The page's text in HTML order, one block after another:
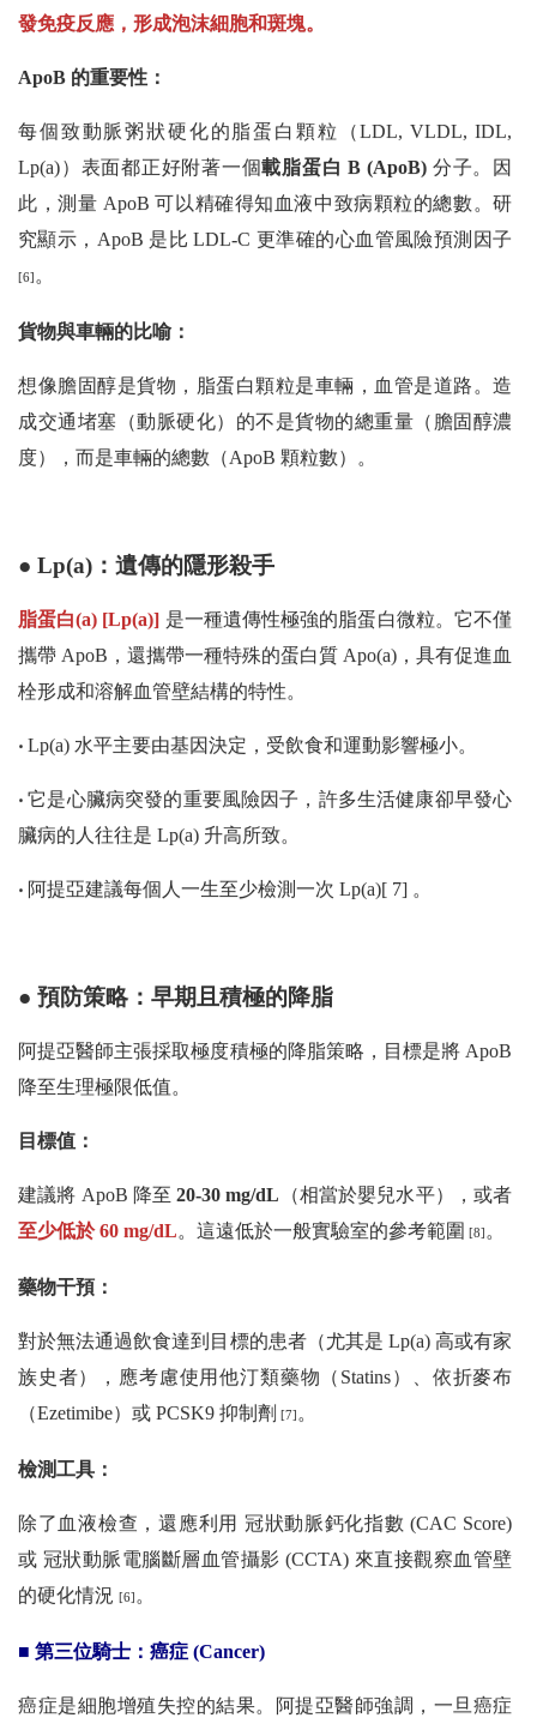
發免疫反應，形成泡沫細胞和斑塊。
ApoB 的重要性：
每個致動脈粥狀硬化的脂蛋白顆粒（LDL, VLDL, IDL,
Lp(a)）表面都正好附著一個載脂蛋白 B (ApoB) 分子。因
此，測量 ApoB 可以精確得知血液中致病顆粒的總數。研
究顯示，ApoB 是比 LDL-C 更準確的心血管風險預測因子
[6] 。
貨物與車輛的比喻：
想像膽固醇是貨物，脂蛋白顆粒是車輛，血管是道路。造
成交通堵塞（動脈硬化）的不是貨物的總重量（膽固醇濃
度），而是車輛的總數（ApoB 顆粒數）。
● Lp(a)：遺傳的隱形殺手
脂蛋白(a) [Lp(a)] 是一種遺傳性極強的脂蛋白微粒。它不僅
攜帶 ApoB，還攜帶一種特殊的蛋白質 Apo(a)，具有促進血
栓形成和溶解血管壁結構的特性。
‧ Lp(a) 水平主要由基因決定，受飲食和運動影響極小。
‧它是心臟病突發的重要風險因子，許多生活健康卻早發心
臟病的人往往是 Lp(a) 升高所致。
‧ 阿提亞建議每個人一生至少檢測一次 Lp(a)[ 7] 。
● 預防策略：早期且積極的降脂
阿提亞醫師主張採取極度積極的降脂策略，目標是將 ApoB
降至生理極限低值。
目標值：
建議將 ApoB 降至20-30 mg/dL （相當於嬰兒水平），或者
至少低於 60 mg/dL。這遠低於一般實驗室的參考範圍 [8] 。
藥物干預：
對於無法通過飲食達到目標的患者（尤其是 Lp(a) 高或有家
族史者），應考慮使用他汀類藥物（Statins）、依折麥布
（Ezetimibe）或 PCSK9 抑制劑
[7] 。
檢測工具：
除了血液檢查，還應利用 冠狀動脈鈣化指數 (CAC Score)
或 冠狀動脈電腦斷層血管攝影 (CCTA) 來直接觀察血管壁
的硬化情況 [6] 。
■ 第三位騎士：癌症 (Cancer)
癌症是細胞增殖失控的結果。阿提亞醫師強調，一旦癌症